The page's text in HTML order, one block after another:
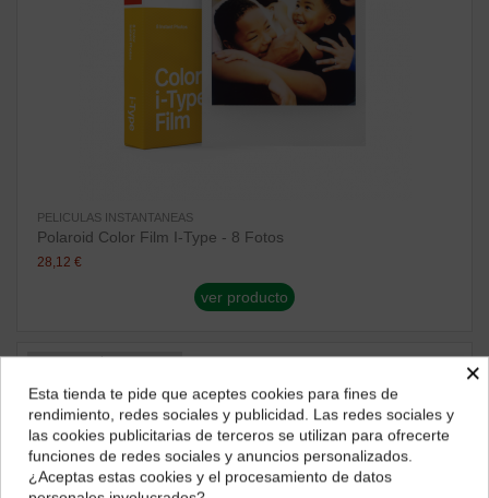
PELICULAS INSTANTANEAS
Polaroid Color Film I-Type - 8 Fotos
28,12 €
ver producto
¿Dónde deseas recibir tu pedido?
Selecciona tu ubicación para mostrarte los precios e
impuestos correctos para tu región.
×
Esta tienda te pide que aceptes cookies para fines de
rendimiento, redes sociales y publicidad. Las redes sociales y
las cookies publicitarias de terceros se utilizan para ofrecerte
funciones de redes sociales y anuncios personalizados.
¿Aceptas estas cookies y el procesamiento de datos